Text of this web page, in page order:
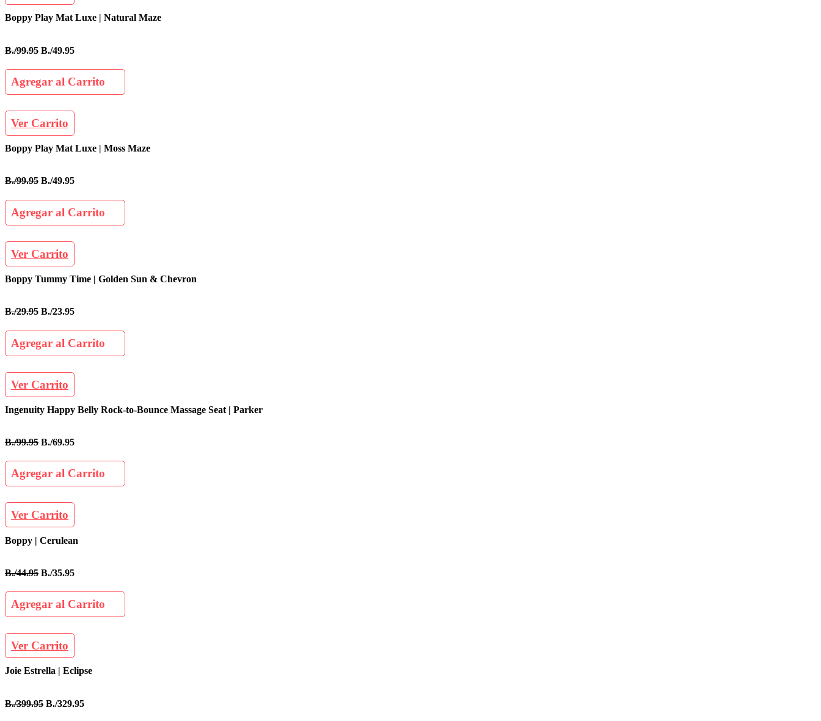
Boppy Play Mat Luxe | Natural Maze
B./99.95 B./49.95
Agregar al Carrito
Ver Carrito
Boppy Play Mat Luxe | Moss Maze
B./99.95 B./49.95
Agregar al Carrito
Ver Carrito
Boppy Tummy Time | Golden Sun & Chevron
B./29.95 B./23.95
Agregar al Carrito
Ver Carrito
Ingenuity Happy Belly Rock-to-Bounce Massage Seat | Parker
B./99.95 B./69.95
Agregar al Carrito
Ver Carrito
Boppy | Cerulean
B./44.95 B./35.95
Agregar al Carrito
Ver Carrito
Joie Estrella | Eclipse
B./399.95 B./329.95